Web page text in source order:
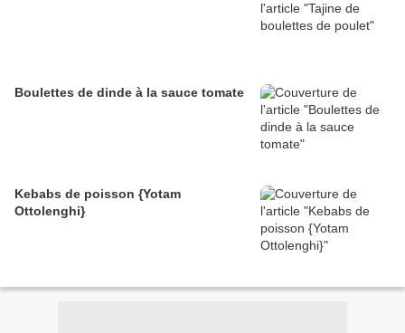
Boulettes de dinde à la sauce tomate
Kebabs de poisson {Yotam
Ottolenghi}